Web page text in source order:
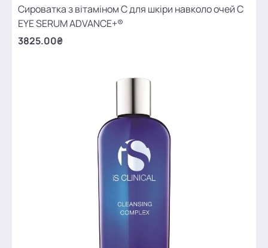
Сироватка з вітаміном С для шкіри навколо очей C
EYE SERUM ADVANCE+®
3825.00₴